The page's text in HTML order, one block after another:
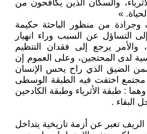
والسكان الذين يكافحون من
»
وجرادة من منظور الباحثة حكيمة
التساؤل عن السبب وراء انهيار
والأمر يرجع إلى فقدان التنظيم
لدى المحتجين، وعلى العموم إن
الضيق الذي راح يحس الإنسان
مجتمع اختفت فيه الطبقة الوسطى
: طبقة الأثرياء وطبقة الكادحين
البقاء .
تعبر عن أزمة تاريخية يتداخل